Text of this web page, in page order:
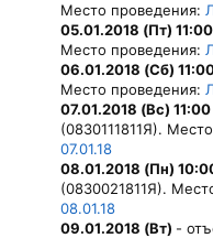
Место проведения:
05.01.2018 (Пт) 11:00
Место проведения:
06.01.2018 (Сб)
Место проведения:
07.01.2018 (Вс) 11:00
(0830111811Я).
07.01.18
08.01.2018 (Пн)
(0830021811Я).
08.01.18
09.01.2018 (Вт) -